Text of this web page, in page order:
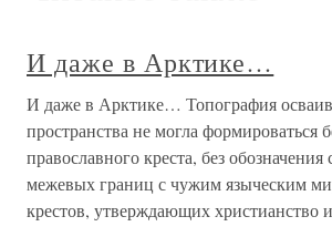
И даже в Арктике…
И даже в Арктике… Топография
пространства не могла формироваться
православного креста, без
межевых границ с чужим языческим
крестов, утверждающих христианство